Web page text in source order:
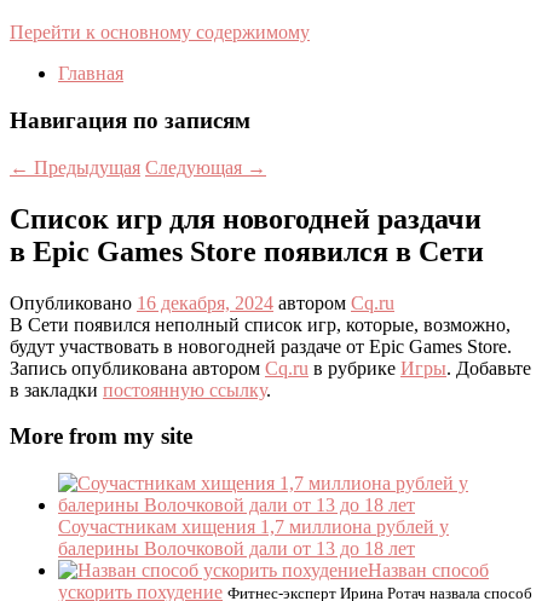
Перейти к основному содержимому
Главная
Навигация по записям
← Предыдущая Следующая →
Список игр для новогодней раздачи
в Epic Games Store появился в Сети
Опубликовано 16 декабря, 2024 автором Cq.ru
В Сети появился неполный список игр, которые, возможно,
будут участвовать в новогодней раздаче от Epic Games Store.
Запись опубликована автором Cq.ru в рубрике Игры. Добавьте
в закладки постоянную ссылку.
More from my site
Соучастникам хищения 1,7 миллиона рублей у
балерины Волочковой дали от 13 до 18 лет
Назван способ
ускорить похудение Фитнес-эксперт Ирина Ротач назвала способ